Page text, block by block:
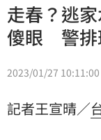
走春？逃
傻眼 警排
2023/01/27 10:11:00
記者王宣晴／